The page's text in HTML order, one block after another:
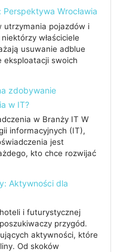
Wrocławia
utrzymania pojazdów i
właściciele
usuwanie adblue
eksploatacji swoich
zdobywanie
w IT?
w Branży IT W
informacyjnych (IT),
jest
kto chce rozwijać
Aktywności dla
i futurystycznej
przygód.
aktywności, które
Od skoków